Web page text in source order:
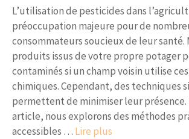
L’utilisation de pesticides dans
préoccupation majeure pour de
consommateurs soucieux de leur santé.
produits issus de votre propre potager
contaminés si un champ voisin utilise
chimiques. Cependant, des techniques
permettent de minimiser leur présence.
article, nous explorons des méthodes
accessibles … Lire plus